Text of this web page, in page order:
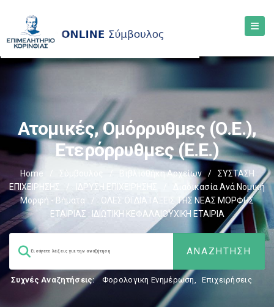
Ατομικές, Ομόρρυθμες (Ο.Ε.),
Ετερόρρυθμες (Ε.Ε.)
Home Βιβλιοθήκη Αρχείων /
ΣΥΣΤΑΣΗ
ΕΠΙΧΕΙΡΗΣΗΣ
ΙΔΡΥΣΗ ΕΠΙΧΕΙΡΗΣΗΣ
Διαδικασία Ανά Νομική
Μορφή - Βήματα
/
ΟΛΕΣ ΟΙ ΔΙΑΤΑΞΕΙΣ ΤΗΣ ΝΕΑΣ ΜΟΡΦΗΣ
ΕΤΑΙΡΙΑΣ : ΙΔΙΩΤΙΚΗ ΚΕΦΑΛΑΙΟΥΧΙΚΗ ΕΤΑΙΡΙΑ
Συχνές Αναζητήσεις: Φορολογικη Ενημέρωση, Επιχειρήσεις